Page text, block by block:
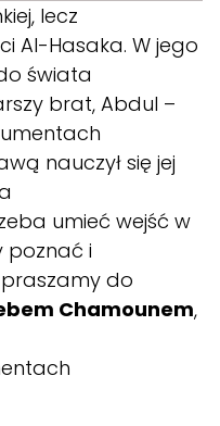
lecz
Al-Hasaka. W jego
świata
brat, Abdul –
nauczył się jej
umieć wejść w
poznać i
do
Chamounem,